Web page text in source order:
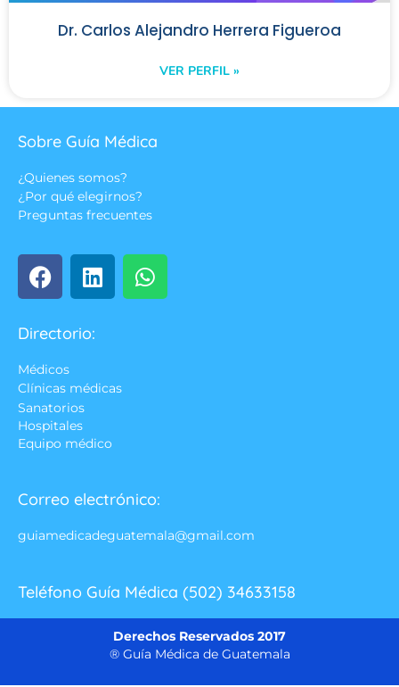
Dr. Carlos Alejandro Herrera Figueroa
VER PERFIL »
Sobre Guía Médica
¿Quienes somos?
¿Por qué elegirnos?
Preguntas frecuentes
Directorio:
Médicos
Clínicas médicas
Sanatorios
Hospitales
Equipo médico
Correo electrónico:
guiamedicadeguatemala@gmail.com
Teléfono Guía Médica (502) 34633158
Derechos Reservados 2017
® Guía Médica de Guatemala